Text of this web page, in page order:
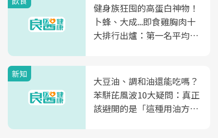
健身族狂囤的高蛋白神物！
卜蜂、大成...即食雞胸肉十
大排行出爐：第一名平均一
新知
大豆油、調和油還能吃嗎？
苯駢芘風波10大疑問：真正
該避開的是「這種用油方